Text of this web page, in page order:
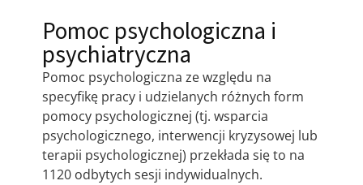
Pomoc psychologiczna i
psychiatryczna
Pomoc psychologiczna ze względu na
specyfikę pracy i udzielanych różnych form
pomocy psychologicznej (tj. wsparcia
psychologicznego, interwencji kryzysowej lub
terapii psychologicznej) przekłada się to na
1120 odbytych sesji indywidualnych.